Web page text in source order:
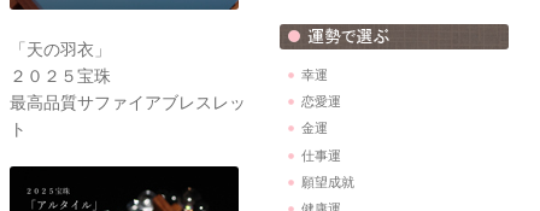
「天の羽衣」
２０２５宝珠
最高品質サファイアブレスレッ
ト
幸運
恋愛運
金運
仕事運
願望成就